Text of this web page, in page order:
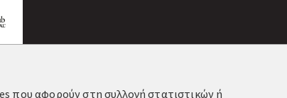
που αφορούν στη συλλογή στατιστικών ή